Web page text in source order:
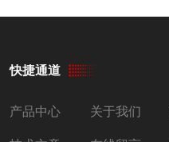
快捷通道
产品中心 关于我们